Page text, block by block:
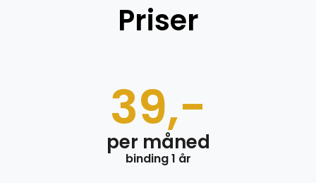
Priser
39,-
per måned
binding 1 år